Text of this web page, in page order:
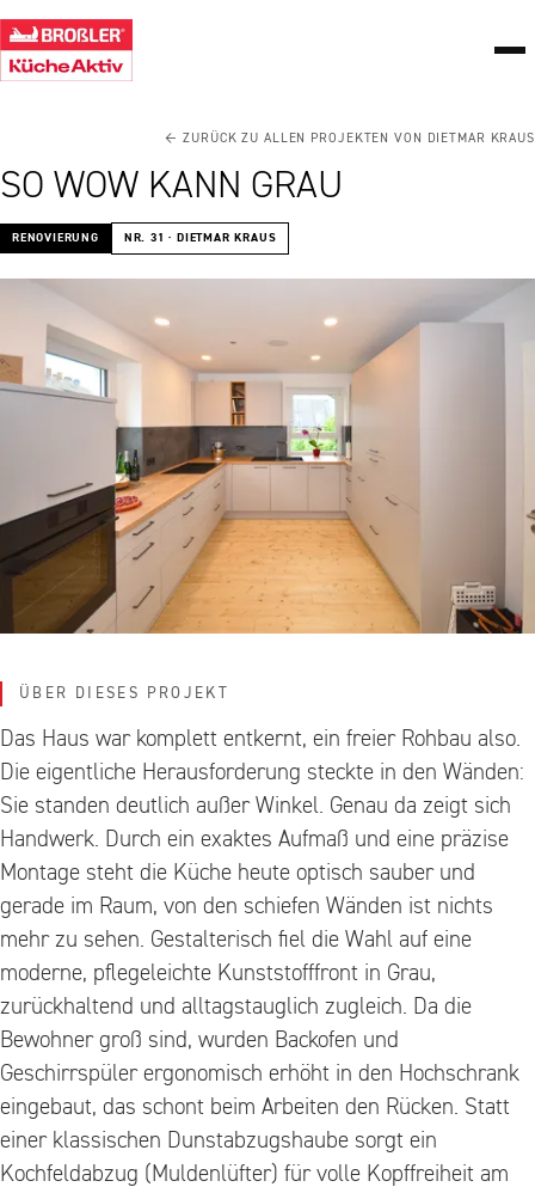
← ZURÜCK ZU ALLEN PROJEKTEN VON DIETMAR KRAUS
SO WOW KANN GRAU
RENOVIERUNG NR. 31 · DIETMAR KRAUS
ÜBER DIESES PROJEKT
Das Haus war komplett entkernt, ein freier Rohbau also.
Die eigentliche Herausforderung steckte in den Wänden:
Sie standen deutlich außer Winkel. Genau da zeigt sich
Handwerk. Durch ein exaktes Aufmaß und eine präzise
Montage steht die Küche heute optisch sauber und
gerade im Raum, von den schiefen Wänden ist nichts
mehr zu sehen. Gestalterisch fiel die Wahl auf eine
moderne, pflegeleichte Kunststofffront in Grau,
zurückhaltend und alltagstauglich zugleich. Da die
Bewohner groß sind, wurden Backofen und
Geschirrspüler ergonomisch erhöht in den Hochschrank
eingebaut, das schont beim Arbeiten den Rücken. Statt
einer klassischen Dunstabzugshaube sorgt ein
Kochfeldabzug (Muldenlüfter) für volle Kopffreiheit am